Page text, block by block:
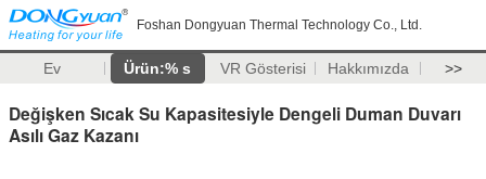
Foshan Dongyuan Thermal Technology Co., Ltd.
Ev Ürün:% s VR Gösterisi Hakkımızda >>
Değişken Sıcak Su Kapasitesiyle Dengeli Duman Duvarı
Asılı Gaz Kazanı